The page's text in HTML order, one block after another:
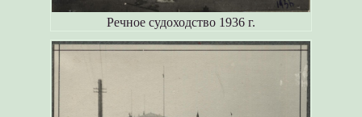
Речное судоходство 1936 г.